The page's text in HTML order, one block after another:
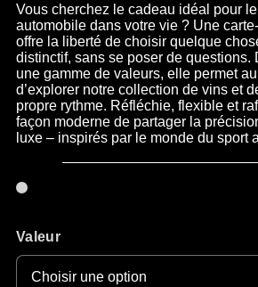
Vous cherchez le cadeau idéal pour
automobile dans votre vie ? Une
offre la liberté de choisir quelque
distinctif, sans se poser de questions.
une gamme de valeurs, elle permet
d’explorer notre collection de vins et
propre rythme. Réfléchie, flexible et
façon moderne de partager la
luxe – inspirés par le monde du sport
Valeur